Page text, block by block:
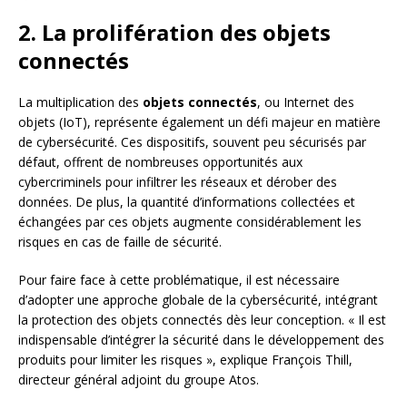
2. La prolifération des objets
connectés
La multiplication des objets connectés, ou Internet des
objets (IoT), représente également un défi majeur en matière
de cybersécurité. Ces dispositifs, souvent peu sécurisés par
défaut, offrent de nombreuses opportunités aux
cybercriminels pour infiltrer les réseaux et dérober des
données. De plus, la quantité d’informations collectées et
échangées par ces objets augmente considérablement les
risques en cas de faille de sécurité.
Pour faire face à cette problématique, il est nécessaire
d’adopter une approche globale de la cybersécurité, intégrant
la protection des objets connectés dès leur conception. « Il est
indispensable d’intégrer la sécurité dans le développement des
produits pour limiter les risques », explique François Thill,
directeur général adjoint du groupe Atos.